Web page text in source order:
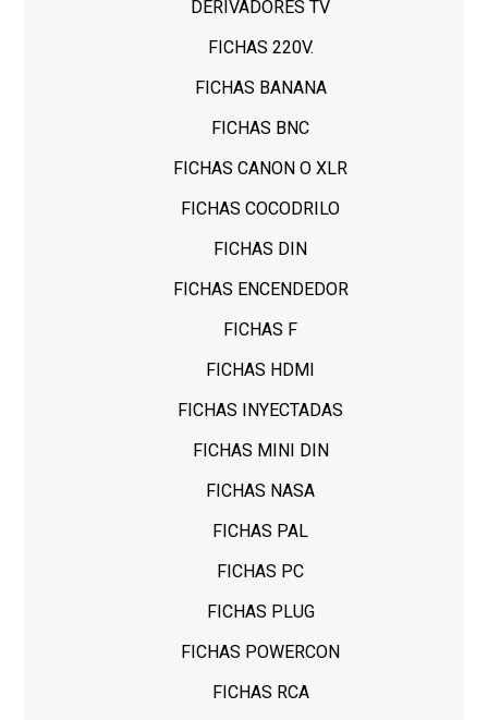
DERIVADORES TV
FICHAS 220V.
FICHAS BANANA
FICHAS BNC
FICHAS CANON O XLR
FICHAS COCODRILO
FICHAS DIN
FICHAS ENCENDEDOR
FICHAS F
FICHAS HDMI
FICHAS INYECTADAS
FICHAS MINI DIN
FICHAS NASA
FICHAS PAL
FICHAS PC
FICHAS PLUG
FICHAS POWERCON
FICHAS RCA